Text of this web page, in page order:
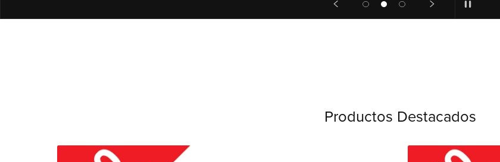
Productos Destacados